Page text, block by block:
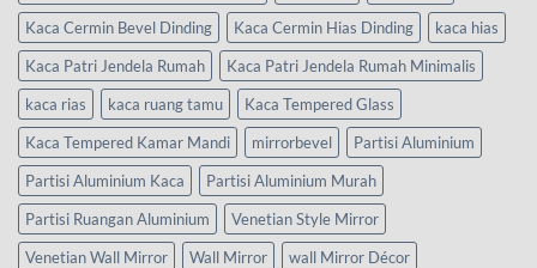
Kaca Cermin Bevel Dinding
Kaca Cermin Hias Dinding
kaca hias
Kaca Patri Jendela Rumah
Kaca Patri Jendela Rumah Minimalis
kaca rias
kaca ruang tamu
Kaca Tempered Glass
Kaca Tempered Kamar Mandi
mirrorbevel
Partisi Aluminium
Partisi Aluminium Kaca
Partisi Aluminium Murah
Partisi Ruangan Aluminium
Venetian Style Mirror
Venetian Wall Mirror
Wall Mirror wall Mirror Décor